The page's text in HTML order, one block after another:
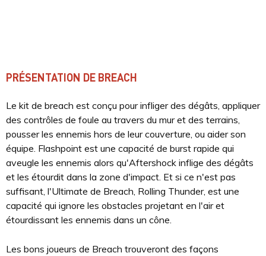
PRÉSENTATION DE BREACH
Le kit de breach est conçu pour infliger des dégâts, appliquer
des contrôles de foule au travers du mur et des terrains,
pousser les ennemis hors de leur couverture, ou aider son
équipe. Flashpoint est une capacité de burst rapide qui
aveugle les ennemis alors qu'Aftershock inflige des dégâts
et les étourdit dans la zone d'impact. Et si ce n'est pas
suffisant, l'Ultimate de Breach, Rolling Thunder, est une
capacité qui ignore les obstacles projetant en l'air et
étourdissant les ennemis dans un cône.
Les bons joueurs de Breach trouveront des façons